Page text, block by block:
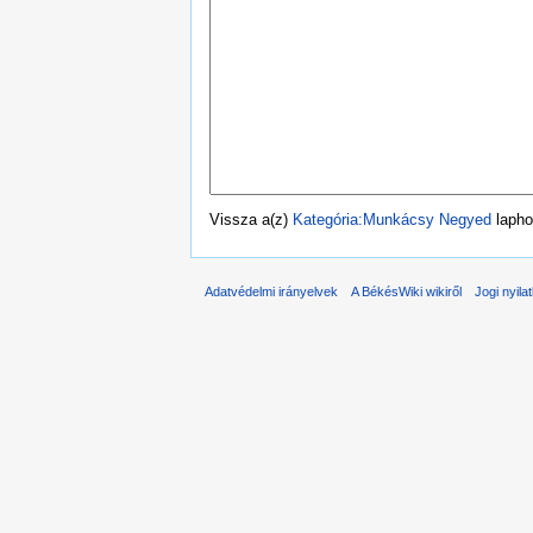
Vissza a(z) Kategória:Munkácsy Negyed
Adatvédelmi irányelvek A BékésWiki wikiről Jogi